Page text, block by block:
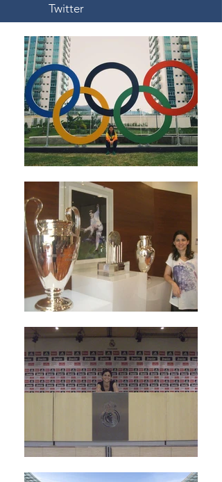
Twitter